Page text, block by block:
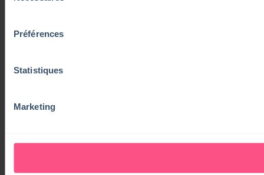
Préférences
Statistiques
Marketing